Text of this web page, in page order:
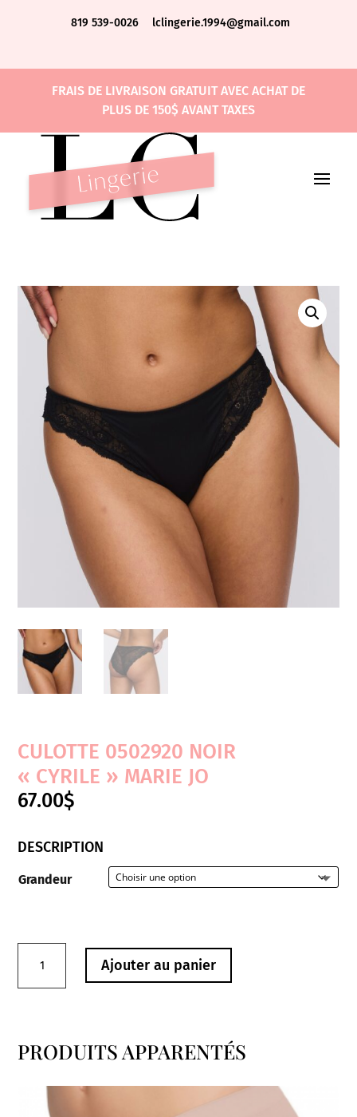
819 539-0026 lclingerie.1994@gmail.com
FRAIS DE LIVRAISON GRATUIT AVEC ACHAT DE
PLUS DE 150$ AVANT TAXES
CULOTTE 0502920 NOIR
« CYRILE » MARIE JO
67.00$
DESCRIPTION
Grandeur
Culotte
"Cyrile"
Ajouter au panier
PRODUITS APPARENTÉS
Produits similaires